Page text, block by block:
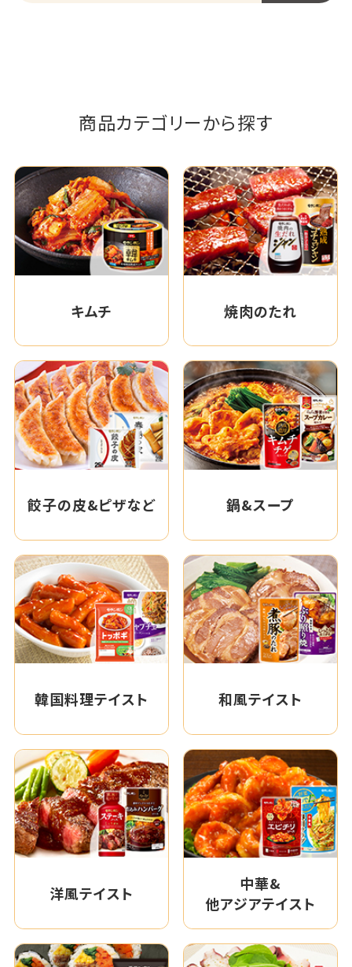
商品カテゴリーから探す
キムチ 焼肉のたれ
餃子の皮&ピザなど 鍋&スープ
韓国料理テイスト 和風テイスト
洋風テイスト
中華&
他アジアテイスト